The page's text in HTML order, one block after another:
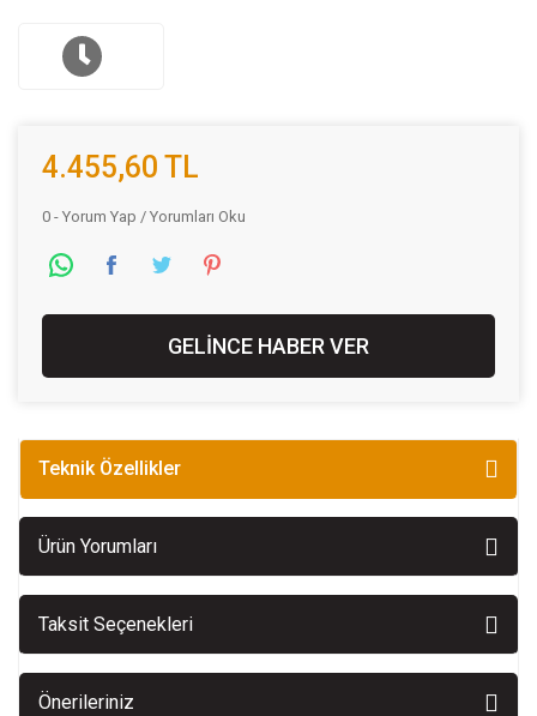
4.455,60 TL
0 - Yorum Yap / Yorumları Oku
GELİNCE HABER VER
Teknik Özellikler
Ürün Yorumları
Taksit Seçenekleri
Önerileriniz